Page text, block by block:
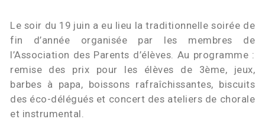
Le soir du 19 juin a eu lieu la traditionnelle soirée de
fin d’année organisée par les membres de
l’Association des Parents d’élèves. Au programme :
remise des prix pour les élèves de 3ème, jeux,
barbes à papa, boissons rafraîchissantes, biscuits
des éco-délégués et concert des ateliers de chorale
et instrumental.